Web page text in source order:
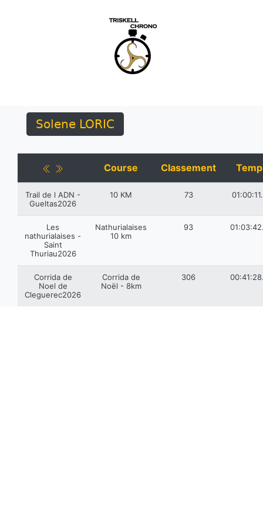
Solene LORIC
Course Classement
Trail de l ADN -
Gueltas2026
10 KM 73
Les
nathurialaises -
Saint
Thuriau2026
Nathurialaises
10 km
93
Corrida de
Noel de
Cleguerec2026
Corrida de
Noël - 8km
306